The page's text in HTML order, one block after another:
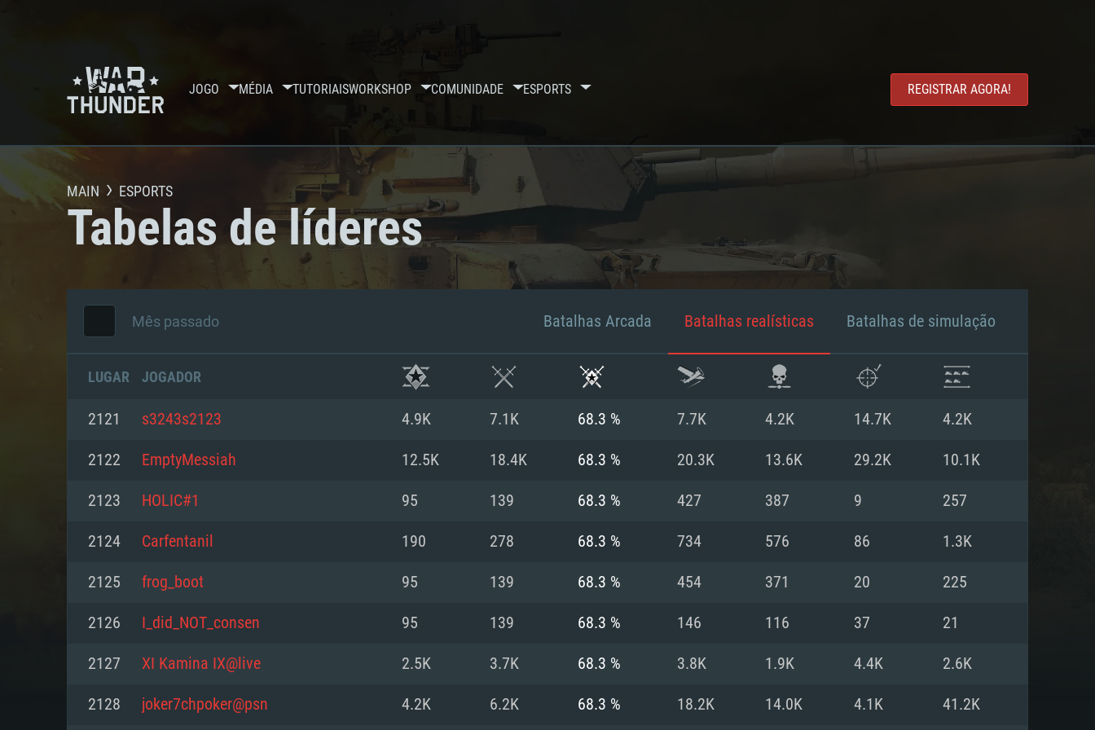
JOGO MÉDIA TUTORIAISWORKSHOP COMUNIDADE ESPORTS REGISTRAR AGORA!
REQUERIMENTOS DE SISTEMA
MAIN ESPORTS
Tabelas de líderes
Mês passado Batalhas Arcada Batalhas realísticas Batalhas de simulação
LUGAR JOGADOR
2121 s3243s2123 4.9K 7.1K 68.3 % 7.7K 4.2K 14.7K 4.2K
2122 EmptyMessiah 12.5K 18.4K 68.3 % 20.3K 13.6K 29.2K 10.1K
2123 HOLIC#1 95 139 68.3 % 427 387 9 257
2124 Carfentanil 190 278 68.3 % 734 576 86 1.3K
2125 frog_boot 95 139 68.3 % 454 371 20 225
2126 I_did_NOT_consen 95 139 68.3 % 146 116 37 21
2127 XI Kamina IX@live 2.5K 3.7K 68.3 % 3.8K 1.9K 4.4K 2.6K
2128 joker7chpoker@psn 4.2K 6.2K 68.3 % 18.2K 14.0K 4.1K 41.2K